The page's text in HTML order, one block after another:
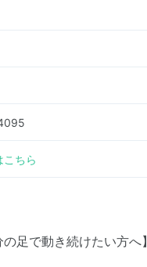
こちら
足で動き続けたい方へ】